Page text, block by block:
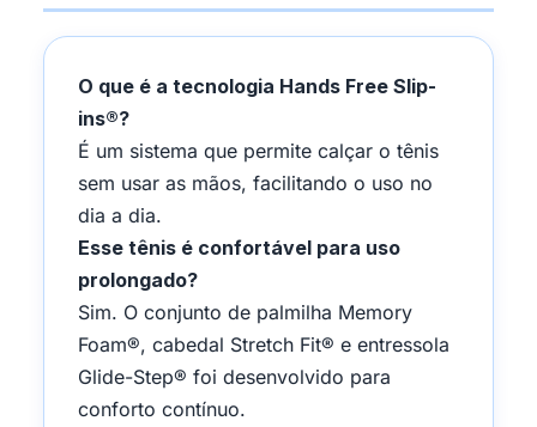
O que é a tecnologia Hands Free Slip-
ins®?
É um sistema que permite calçar o tênis
sem usar as mãos, facilitando o uso no
dia a dia.
Esse tênis é confortável para uso
prolongado?
Sim. O conjunto de palmilha Memory
Foam®, cabedal Stretch Fit® e entressola
Glide-Step® foi desenvolvido para
conforto contínuo.